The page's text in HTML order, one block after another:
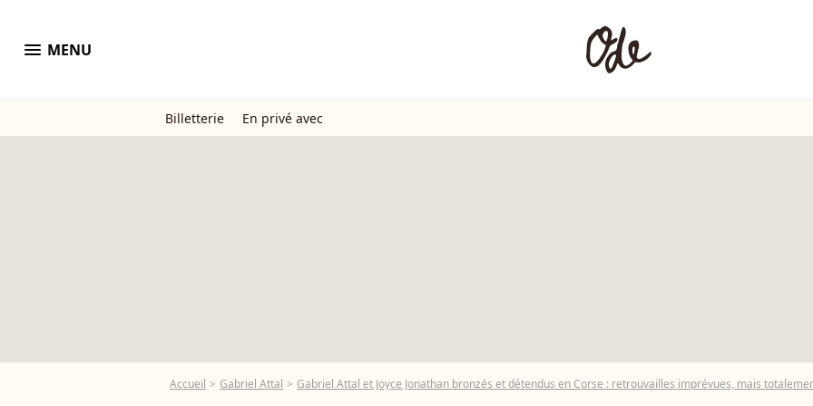
menu MENU
Billetterie En privé avec
Accueil Gabriel Attal Gabriel Attal et Joyce Jonathan bronzés et détendus en Corse : retrouvailles imprévues, mais